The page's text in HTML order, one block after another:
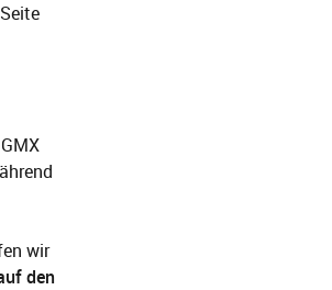
wir
den